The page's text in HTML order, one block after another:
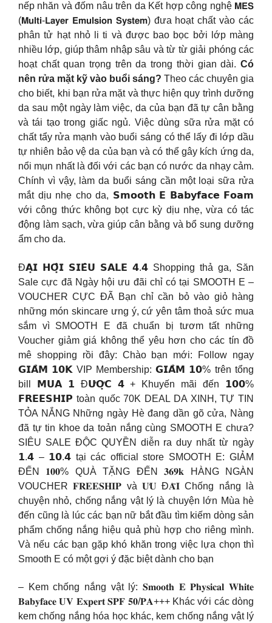
nếp nhăn và đốm nâu trên da Kết hợp công nghệ 𝗠𝗘𝗦
(𝗠𝘂𝗹𝘁𝗶-𝗟𝗮𝘆𝗲𝗿 𝗘𝗺𝘂𝗹𝘀𝗶𝗼𝗻 𝗦𝘆𝘀𝘁𝗲𝗺) đưa hoạt chất vào các
phân tử hạt nhỏ li ti và được bao bọc bởi lớp màng
nhiều lớp, giúp thâm nhập sâu và từ từ giải phóng các
hoạt chất quan trọng trên da trong thời gian dài. Có
nên rửa mặt kỹ vào buổi sáng? Theo các chuyên gia
cho biết, khi bạn rửa mặt và thực hiện quy trình dưỡng
da sau một ngày làm việc, da của bạn đã tự cân bằng
và tái tạo trong giấc ngủ. Việc dùng sữa rửa mặt có
chất tẩy rửa mạnh vào buổi sáng có thể lấy đi lớp dầu
tự nhiên bảo vệ da của bạn và có thể gây kích ứng da,
nổi mụn nhất là đối với các bạn có nước da nhạy cảm.
Chính vì vậy, làm da buổi sáng cần một loại sữa rửa
mắt dịu nhẹ cho da, 𝗦𝗺𝗼𝗼𝘁𝗵 𝗘 𝗕𝗮𝗯𝘆𝗳𝗮𝗰𝗲 𝗙𝗼𝗮𝗺
với công thức không bọt cực kỳ dịu nhẹ, vừa có tác
động làm sạch, vừa giúp cân bằng và bổ sung dưỡng
ẩm cho da.
Đ𝗔̣𝗜 𝗛𝗢̣̂𝗜 𝗦𝗜𝗘̂𝗨 𝗦𝗔𝗟𝗘 𝟰.𝟰 Shopping thả ga, Săn
Sale cực đã Ngày hội ưu đãi chỉ có tại SMOOTH E –
VOUCHER CỰC ĐÃ Bạn chỉ cần bỏ vào giỏ hàng
những món skincare ưng ý, cứ yên tâm thoả sức mua
sắm vì SMOOTH E đã chuẩn bị tươm tất những
Voucher giảm giá không thể yêu hơn cho các tín đồ
mê shopping rồi đây: Chào bạn mới: Follow ngay
𝗚𝗜𝗔̉𝗠 𝟭𝟬𝗞 VIP Membership: 𝗚𝗜𝗔̉𝗠 𝟭𝟬% trên tổng
bill 𝗠𝗨𝗔 𝟭 Đ𝗨̛𝗢̛̣𝗖 𝟰 + Khuyến mãi đến 𝟭𝟬𝟬%
𝗙𝗥𝗘𝗘𝗦𝗛𝗜𝗣 toàn quốc 70K DEAL DA XINH, TỰ TIN
TỎA NẮNG Những ngày Hè đang dần gõ cửa, Nàng
đã tự tin khoe da toản nắng cùng SMOOTH E chưa?
SIÊU SALE ĐỘC QUYỀN diễn ra duy nhất từ ngày
𝟭.𝟰 – 𝟭𝟬.𝟰 tại các official store SMOOTH E: GIẢM
ĐẾN 𝟏𝟎𝟎% QUÀ TẶNG ĐẾN 𝟑𝟔𝟗𝐤 HÀNG NGÀN
VOUCHER 𝐅𝐑𝐄𝐄𝐒𝐇𝐈𝐏 và 𝐔̛𝐔 Đ𝐀̃𝐈 Chống nắng là
chuyện nhỏ, chống nắng vật lý là chuyện lớn Mùa hè
đến cũng là lúc các bạn nữ bắt đầu tìm kiếm dòng sản
phẩm chống nắng hiệu quả phù hợp cho riêng mình.
Và nếu các bạn gặp khó khăn trong việc lựa chọn thì
Smooth E có một gợi ý đặc biệt dành cho bạn
– Kem chống nắng vật lý: 𝐒𝐦𝐨𝐨𝐭𝐡 𝐄 𝐏𝐡𝐲𝐬𝐢𝐜𝐚𝐥 𝐖𝐡𝐢𝐭𝐞
𝐁𝐚𝐛𝐲𝐟𝐚𝐜𝐞 𝐔𝐕 𝐄𝐱𝐩𝐞𝐫𝐭 𝐒𝐏𝐅 𝟓𝟎/𝐏𝐀+++ Khác với các dòng
kem chống nắng hóa học khác, kem chống nắng vật lý